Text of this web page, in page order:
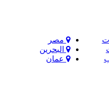
مصر
البحرين
عمان